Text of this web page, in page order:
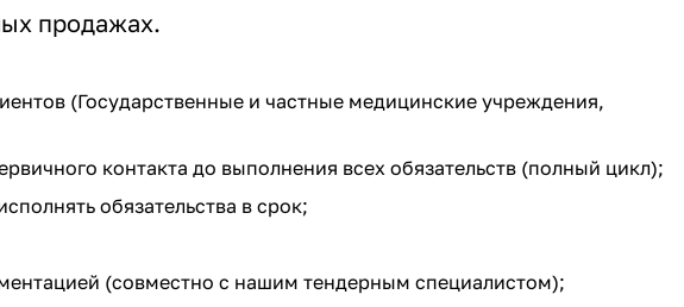
продажах.
(Государственные и частные медицинские учреждения,
контакта до выполнения всех обязательств (полный цикл);
обязательства в срок;
(совместно с нашим тендерным специалистом);